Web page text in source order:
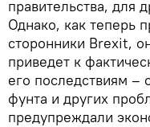
правительства, для
Однако, как теперь
сторонники Brexit,
приведет к
его последствиям –
фунта и других
предупреждали